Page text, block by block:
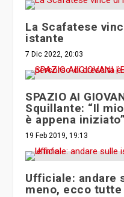
La Scafatese
istante
7 Dic 2022, 20:03
SPAZIO AI
Squillante: “Il
è appena iniziato”
19 Feb 2019, 19:13
Ufficiale: andare
meno, ecco